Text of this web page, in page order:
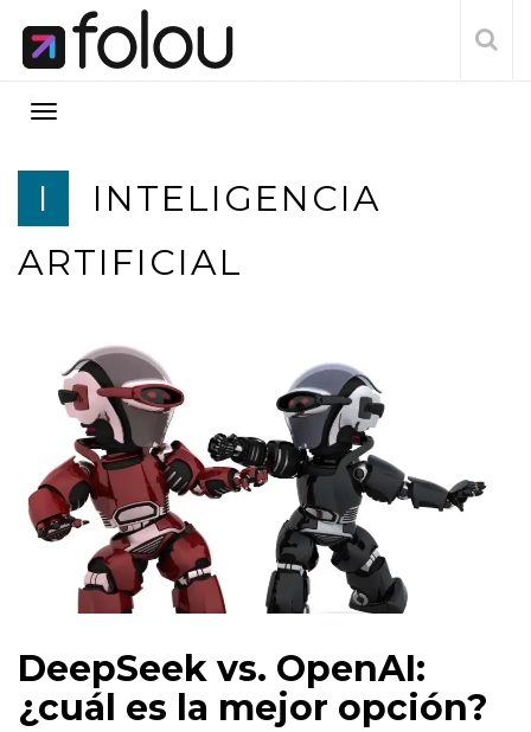
I
INTELIGENCIA
ARTIFICIAL
DeepSeek vs. OpenAI:
¿cuál es la mejor opción?